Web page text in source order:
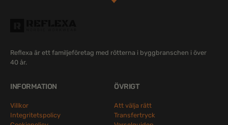
Reflexa är ett familjeföretag med rötterna i byggbranschen i över
40 år.
INFORMATION
Villkor
Integritetspolicy
ÖVRIGT
Att välja rätt
Transfertryck